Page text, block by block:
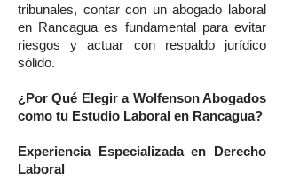
tribunales, contar con un abogado laboral
en Rancagua es fundamental para evitar
riesgos y actuar con respaldo jurídico
sólido.
¿Por Qué Elegir a Wolfenson Abogados
como tu Estudio Laboral en Rancagua?
Experiencia Especializada en Derecho
Laboral